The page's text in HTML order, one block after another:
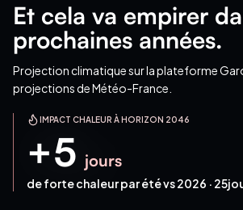
Et cela va empirer
prochaines années.
Projection climatiquesur la plateforme
projections de Météo-France.
IMPACT CHALEUR À HORIZON 2046
+5 jours
de forte chaleur par été vs 2026 · 25